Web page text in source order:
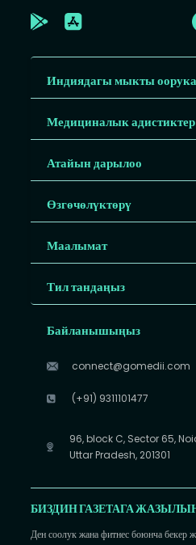
Индиядагы мыкты
Медициналык адистиктер
Атайын дарылоо
Өзгөчөлүктөрү
Маалымат
Тил тандаңыз
Байланышыңыз
connect@gomedii.com
(+91) 9311101477
96, block C, Sector 65,
Uttar Pradesh, 201301
БИЗДИН ГАЗЕТАГА
Ден соолук жана фитнес боюнча бекер